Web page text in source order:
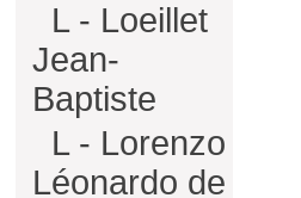
L - Loeillet
Jean-
Baptiste
L - Lorenzo
Léonardo de